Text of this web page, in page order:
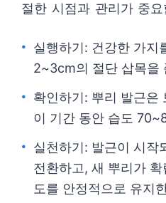
절한 시점과 관리가 중요
실행하기: 건강한 가지
2~3cm의 절단 삽목을
확인하기: 뿌리 발근은
이 기간 동안 습도
실천하기: 발근이 시작
전환하고, 새 뿌리가
도를 안정적으로 유지